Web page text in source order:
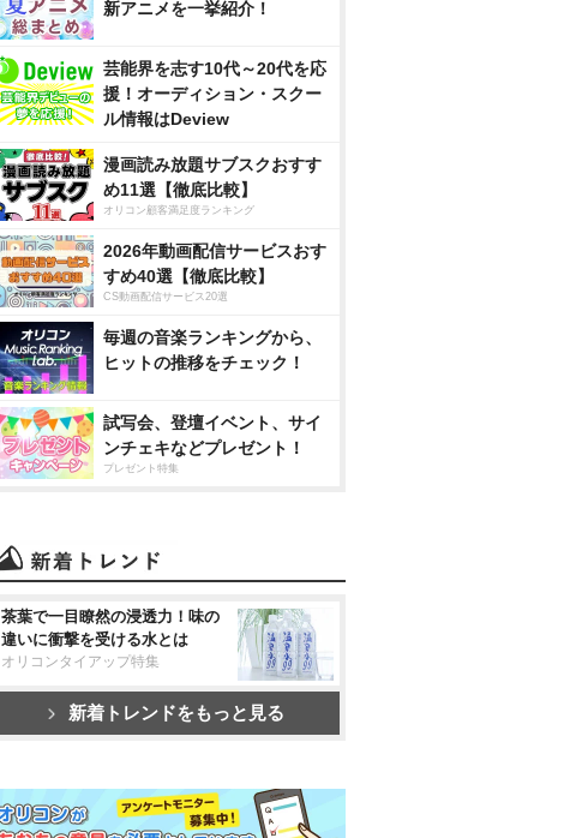
新アニメを一挙紹介！
芸能界を志す10代～20代を応
援！オーディション・スクー
ル情報はDeview
漫画読み放題サブスクおすす
め11選【徹底比較】
オリコン顧客満足度ランキング
2026年動画配信サービスおす
すめ40選【徹底比較】
CS動画配信サービス20選
毎週の音楽ランキングから、
ヒットの推移をチェック！
試写会、登壇イベント、サイ
ンチェキなどプレゼント！
プレゼント特集
茶葉で一目瞭然の浸透力！味の
違いに衝撃を受ける水とは
オリコンタイアップ特集
新着トレンドをもっと見る